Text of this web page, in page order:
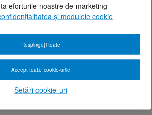
eforturile noastre de marketing
și modulele cookie
Setări cookie-uri
Respingeți toate
Accept toate cookie-urile